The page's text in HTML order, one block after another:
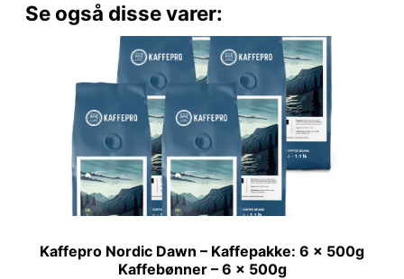
Se også disse varer:
Kaffepro Nordic Dawn – Kaffepakke: 6 x 500g
Kaffebønner – 6 x 500g